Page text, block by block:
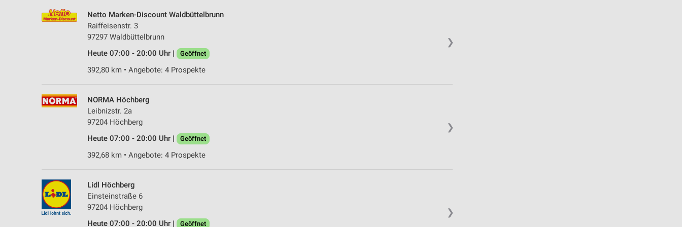
❯
Netto Marken-Discount Waldbüttelbrunn
Raiffeisenstr. 3
97297 Waldbüttelbrunn
Heute 07:00 - 20:00 Uhr |
Geöffnet
392,80 km • Angebote: 4 Prospekte
❯
NORMA Höchberg
Leibnizstr. 2a
97204 Höchberg
Heute 07:00 - 20:00 Uhr |
Geöffnet
392,68 km • Angebote: 4 Prospekte
❯
Lidl Höchberg
Einsteinstraße 6
97204 Höchberg
Heute 07:00 - 20:00 Uhr |
Geöffnet